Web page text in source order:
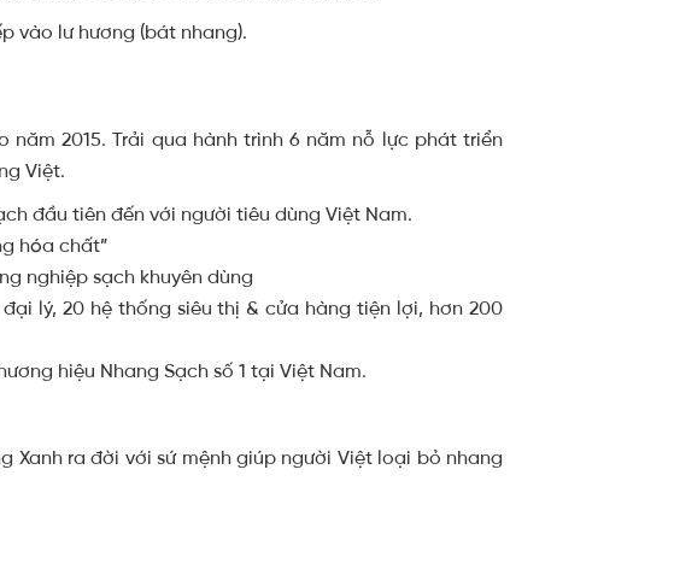
vào lư hương (bát nhang).
2015. Trải qua hành trình 6 năm nỗ lực phát triển
Việt.
đầu tiên đến với người tiêu dùng Việt Nam.
hóa chất”
nghiệp sạch khuyên dùng
lý, 20 hệ thống siêu thị & cửa hàng tiện lợi, hơn 200
hiệu Nhang Sạch số 1 tại Việt Nam.
ra đời với sứ mệnh giúp người Việt loại bỏ nhang